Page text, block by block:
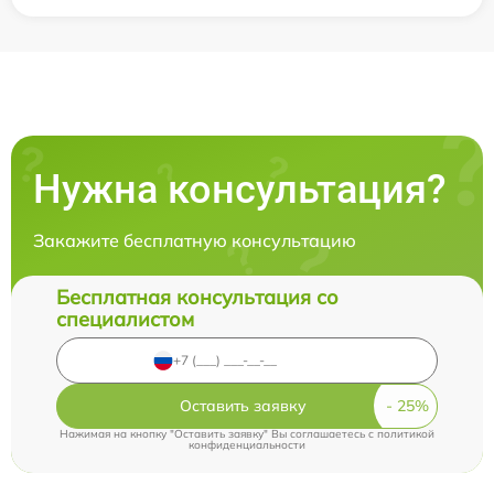
Нужна консультация?
Закажите бесплатную консультацию
Бесплатная консультация со
специалистом
Оставить заявку
Нажимая на кнопку "Оставить заявку" Вы соглашаетесь cполитикой
конфиденциальности